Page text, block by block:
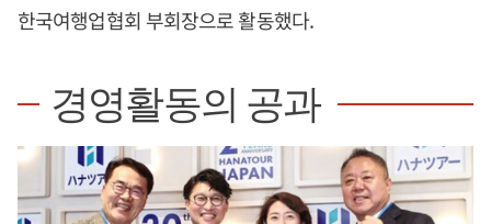
한국여행업협회 부회장으로 활동했다.
경영활동의 공과